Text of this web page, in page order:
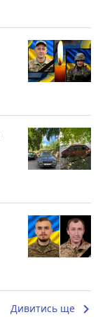
Дивитись ще keyboard_arrow_right